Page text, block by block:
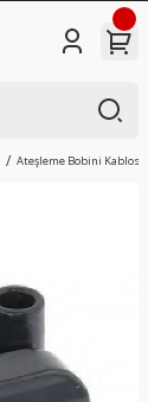
Ateşleme Bobini